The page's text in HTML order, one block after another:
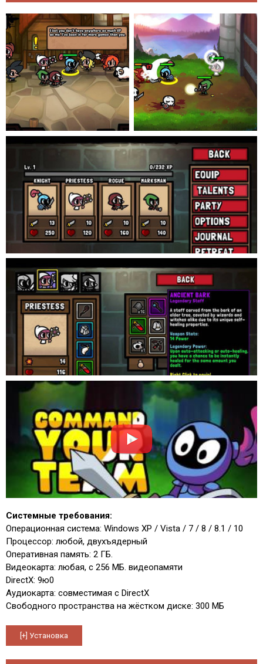
Системные требования:
Операционная система: Windows XP / Vista / 7 / 8 / 8.1 / 10
Процессор: любой, двухъядерный
Оперативная память: 2 ГБ.
Видеокарта: любая, с 256 МБ. видеопамяти
DirectX: 9ю0
Аудиокарта: совместимая с DirectX
Свободного пространства на жёстком диске: 300 МБ